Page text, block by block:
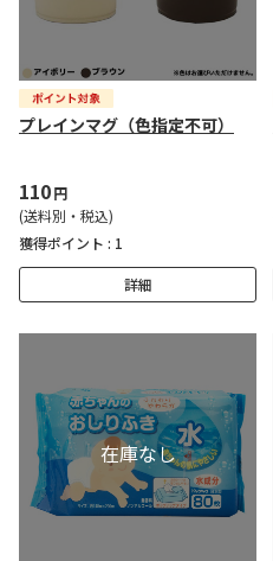
プレインマグ（色指定不可）
110円
(送料別・税込)
獲得ポイント : 1
詳細